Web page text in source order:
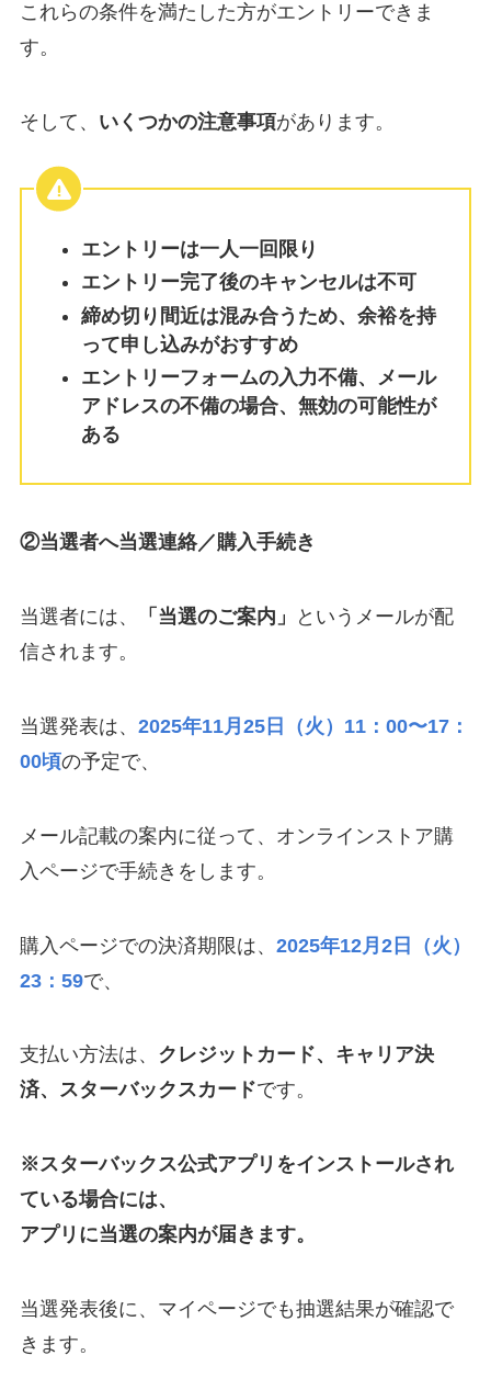
これらの条件を満たした方がエントリーできま
す。
そして、 いくつかの注意事項があります。
エントリーは一人一回限り
エントリー完了後のキャンセルは不可
締め切り間近は混み合うため、余裕を持
って申し込みがおすすめ
エントリーフォームの入力不備、メール
アドレスの不備の場合、無効の可能性が
ある
②当選者へ当選連絡／購入手続き
当選者には、 「当選のご案内」
というメールが配
信されます。
当選発表は、 2025年11月25日（火）11：00〜17：
00頃の予定で、
メール記載の案内に従って、オンラインストア購
入ページで手続きをします。
購入ページでの決済期限は、 2025年12月2日（火）
23：59で、
支払い方法は、 クレジットカード、キャリア決
済、スターバックスカードです。
※スターバックス公式アプリをインストールされ
ている場合には、
アプリに当選の案内が届きます。
当選発表後に、マイページでも抽選結果が確認で
きます。